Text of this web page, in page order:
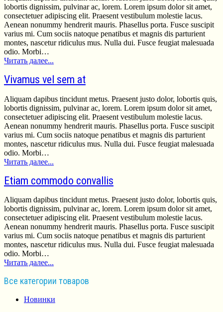
lobortis dignissim, pulvinar ac, lorem. Lorem ipsum dolor sit amet,
consectetuer adipiscing elit. Praesent vestibulum molestie lacus.
Aenean nonummy hendrerit mauris. Phasellus porta. Fusce suscipit
varius mi. Cum sociis natoque penatibus et magnis dis parturient
montes, nascetur ridiculus mus. Nulla dui. Fusce feugiat malesuada
odio. Morbi…
Читать далее...
Vivamus vel sem at
Aliquam dapibus tincidunt metus. Praesent justo dolor, lobortis quis,
lobortis dignissim, pulvinar ac, lorem. Lorem ipsum dolor sit amet,
consectetuer adipiscing elit. Praesent vestibulum molestie lacus.
Aenean nonummy hendrerit mauris. Phasellus porta. Fusce suscipit
varius mi. Cum sociis natoque penatibus et magnis dis parturient
montes, nascetur ridiculus mus. Nulla dui. Fusce feugiat malesuada
odio. Morbi…
Читать далее...
Etiam commodo convallis
Aliquam dapibus tincidunt metus. Praesent justo dolor, lobortis quis,
lobortis dignissim, pulvinar ac, lorem. Lorem ipsum dolor sit amet,
consectetuer adipiscing elit. Praesent vestibulum molestie lacus.
Aenean nonummy hendrerit mauris. Phasellus porta. Fusce suscipit
varius mi. Cum sociis natoque penatibus et magnis dis parturient
montes, nascetur ridiculus mus. Nulla dui. Fusce feugiat malesuada
odio. Morbi…
Читать далее...
Все категории товаров
Новинки